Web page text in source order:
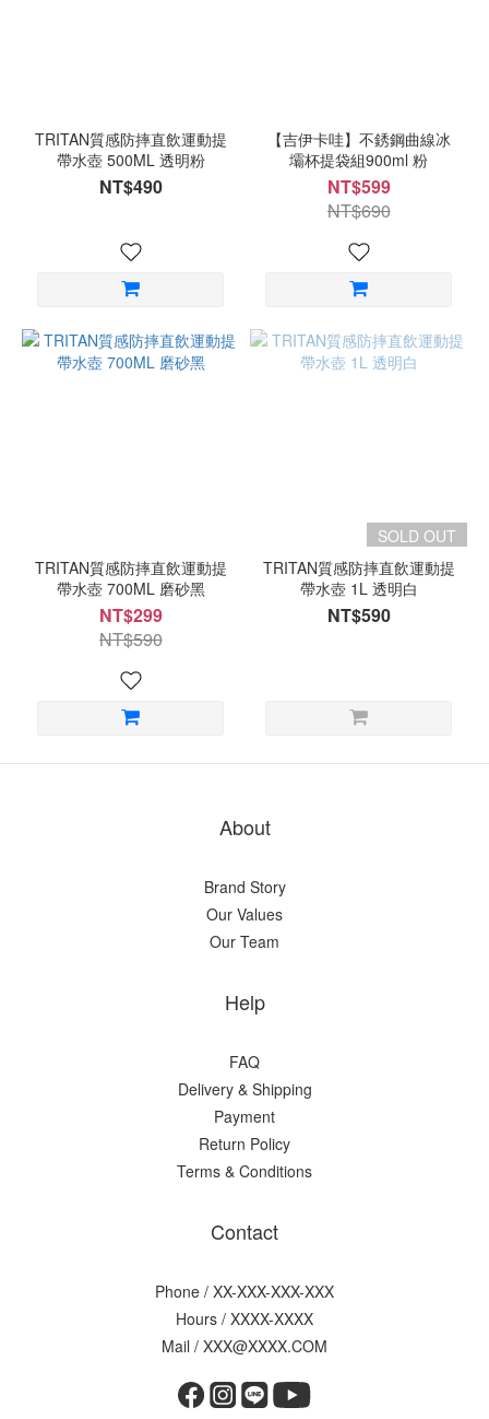
TRITAN質感防摔直飲運動提
帶水壺 500ML 透明粉
NT$490
【吉伊卡哇】不銹鋼曲線冰
壩杯提袋組900ml 粉
NT$599
NT$690
TRITAN質感防摔直飲運動提
帶水壺 700ML 磨砂黑
NT$299
NT$590
SOLD OUT
TRITAN質感防摔直飲運動提
帶水壺 1L 透明白
NT$590
About
Brand Story
Our Values
Our Team
Help
FAQ
Delivery & Shipping
Payment
Return Policy
Terms & Conditions
Contact
Phone / XX-XXX-XXX-XXX
Hours / XXXX-XXXX
Mail / XXX@XXXX.COM